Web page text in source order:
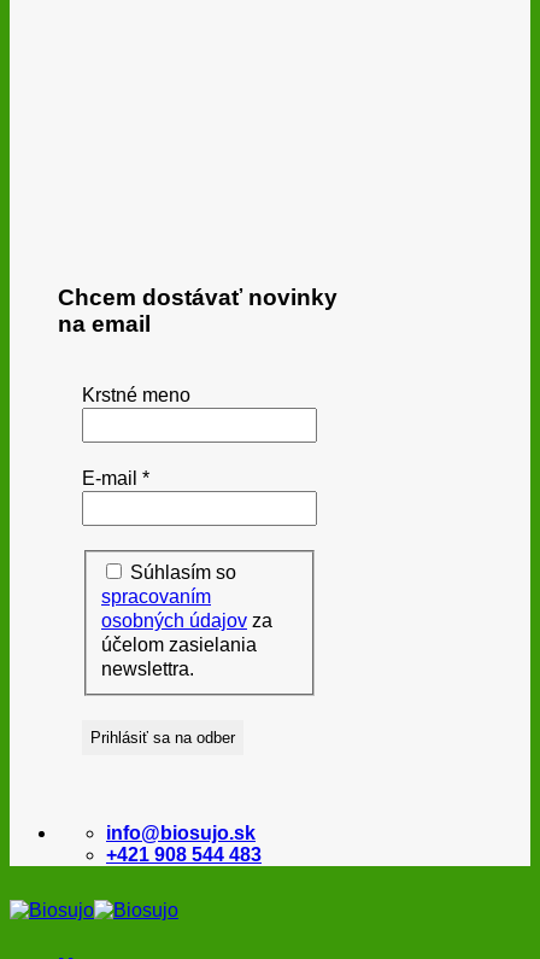
Chcem dostávať novinky
na email
Krstné meno
E-mail *
Súhlasím so
spracovaním
osobných údajov za
účelom zasielania
newslettra.
info@biosujo.sk
+421 908 544 483